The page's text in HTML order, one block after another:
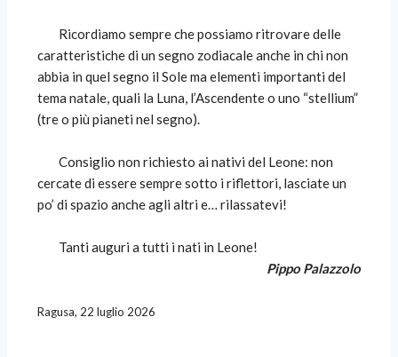
Ricordiamo sempre che possiamo ritrovare delle
caratteristiche di un segno zodiacale anche in chi non
abbia in quel segno il Sole ma elementi importanti del
tema natale, quali la Luna, l’Ascendente o uno “stellium”
(tre o più pianeti nel segno).
Consiglio non richiesto ai nativi del Leone: non
cercate di essere sempre sotto i riflettori, lasciate un
po’ di spazio anche agli altri e… rilassatevi!
Tanti auguri a tutti i nati in Leone!
Pippo Palazzolo
Ragusa, 22 luglio 2026